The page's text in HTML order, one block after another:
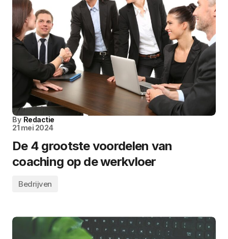
By Redactie
21 mei 2024
De 4 grootste voordelen van
coaching op de werkvloer
Bedrijven